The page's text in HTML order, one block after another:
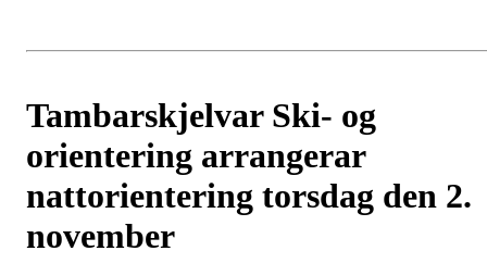
Tambarskjelvar Ski- og
orientering arrangerar
nattorientering torsdag den 2.
november